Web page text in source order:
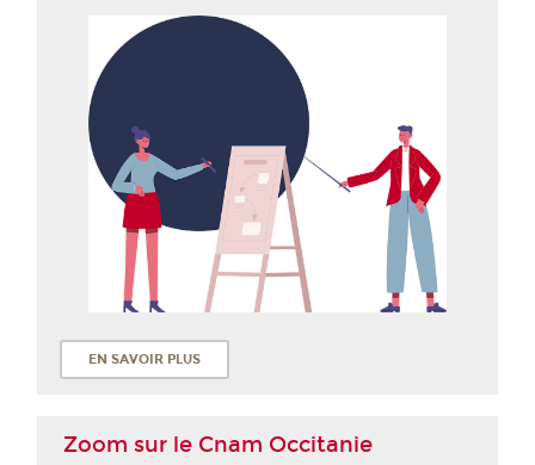
EN SAVOIR PLUS
Zoom sur le Cnam Occitanie